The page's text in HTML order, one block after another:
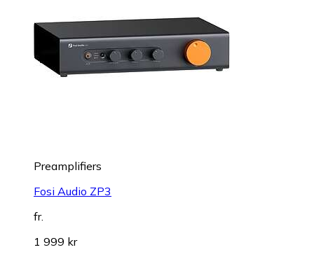
Preamplifiers
Fosi Audio ZP3
fr.
1 999 kr